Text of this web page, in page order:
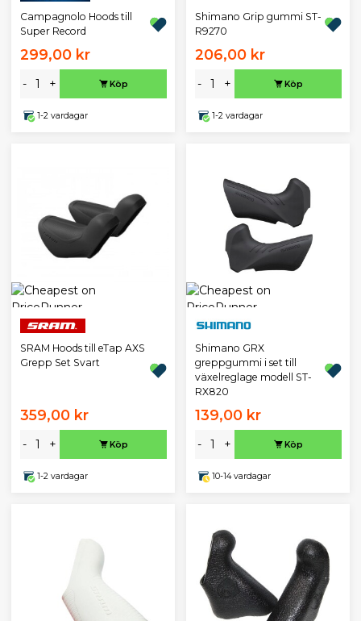
Campagnolo Hoods till
Super Record
299,00 kr
- + Köp
1-2 vardagar
Shimano Grip gummi ST-
R9270
206,00 kr
- + Köp
1-2 vardagar
SRAM Hoods till eTap AXS
Grepp Set Svart
359,00 kr
- + Köp
1-2 vardagar
Shimano GRX
greppgummi i set till
växelreglage modell ST-
RX820
139,00 kr
- + Köp
10-14 vardagar